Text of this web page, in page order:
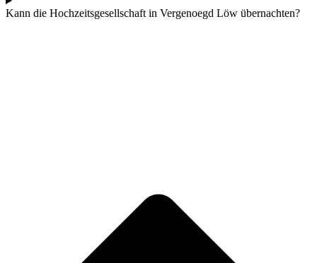
Kann die Hochzeitsgesellschaft in Vergenoegd Löw übernachten?